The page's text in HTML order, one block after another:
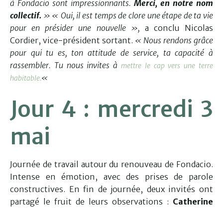
à Fondacio sont impressionnants. Merci, en notre nom
collectif. » « Oui, il est temps de clore une étape de ta vie
pour en présider une nouvelle », a conclu Nicolas
Cordier, vice-président sortant. « Nous rendons grâce
pour qui tu es, ton attitude de service, ta capacité à
rassembler. Tu nous invites à mettre le cap vers une terre
habitable.«
Jour 4 : mercredi 3
mai
Journée de travail autour du renouveau de Fondacio.
Intense en émotion, avec des prises de parole
constructives. En fin de journée, deux invités ont
partagé le fruit de leurs observations : Catherine